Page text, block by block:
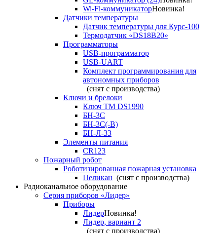
Wi-Fi-коммуникаторНовинка!
Датчики температуры
Датчик температуры для Курс-100
Термодатчик «DS18B20»
Программаторы
USB-программатор
USB-UART
Комплект программирования для
автономных приборов
(снят с производства)
Ключи и брелоки
Ключ TM DS1990
БН-3С
БН-3С(-В)
БН-Л-33
Элементы питания
CR123
Пожарный робот
Роботизированная пожарная установка
Пеликан (снят с производства)
Радиоканальное оборудование
Серия приборов «Лидер»
Приборы
ЛидерНовинка!
Лидер, вариант 2
(снят с производства)